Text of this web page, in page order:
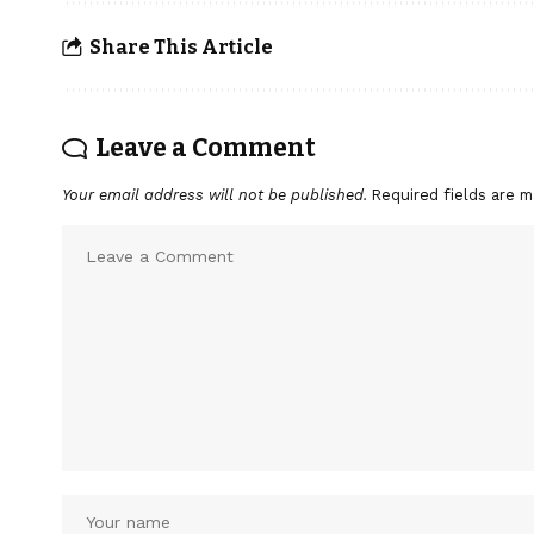
Share This Article
Leave a Comment
Your email address will not be published. Required fields are